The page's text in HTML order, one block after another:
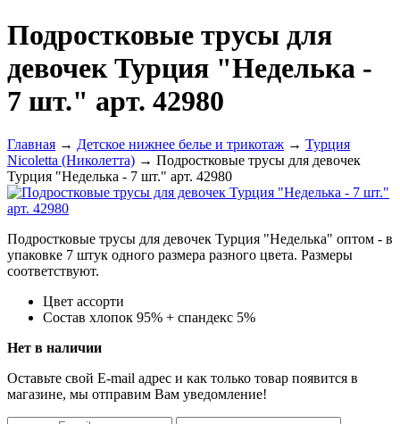
Подростковые трусы для
девочек Турция "Неделька -
7 шт." арт. 42980
Главная → Детское нижнее белье и трикотаж → Турция
Nicoletta (Николетта) → Подростковые трусы для девочек
Турция "Неделька - 7 шт." арт. 42980
Подростковые трусы для девочек Турция "Неделька" оптом - в
упаковке 7 штук одного размера разного цвета. Размеры
соответствуют.
Цвет ассорти
Состав хлопок 95% + спандекс 5%
Нет в наличии
Оставьте свой E-mail адрес и как только товар появится в
магазине, мы отправим Вам уведомление!